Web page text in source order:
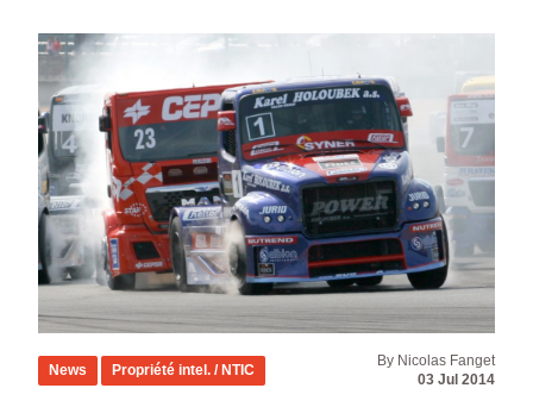
News Propriété intel. / NTIC
By Nicolas Fanget
03 Jul 2014